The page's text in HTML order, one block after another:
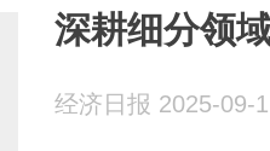
深耕细分领
经济日报 2025-09-